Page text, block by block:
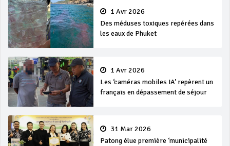
1 Avr 2026
Des méduses toxiques repérées dans
les eaux de Phuket
1 Avr 2026
Les ‘caméras mobiles IA’ repèrent un
français en dépassement de séjour
31 Mar 2026
Patong élue première ‘municipalité